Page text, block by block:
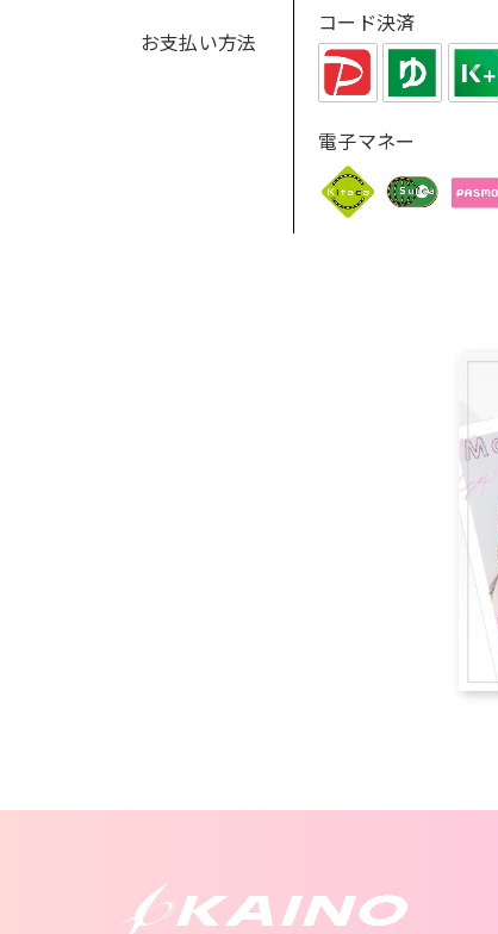
お支払い方法
コード決済
電子マネー